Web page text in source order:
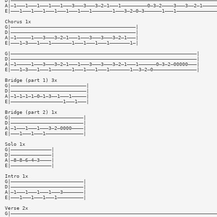
Chorus 1x
G|———————————————————————————————————————————|
D|———————————————————————————————————————————|
A|—1—————1———3———3—2—1———1———3———3———3—2—1———|
E|———1—3———1———1———————1———1———1———1———————1—|
G|————————————————————————————————————————————————————————————————|
D|————————————————————————————————————————————————————————————————|
A|—1—————1———3———3—2—1———1———3———3———3—2—1———1——————0—3—2—00000———|
E|———1—3———1———1———————1———1———1———1———————1——3—2—0———————————————|
Bridge (part 1) 3x
G|——————————————————————————|
D|——————————————————————————|
A|—1—1—1—1—0—1—3——1———1—————|
E|——————————————————1———1———|
Bridge (part 2) 1x
G|—————————————————————————|
D|—————————————————————————|
A|—1———1———1———3—2—0000————|
E|———1———1———1—————————————|
Solo 1x
G|——————————————|
D|——————————————|
A|—8—8—6—4—3————|
E|——————————————|
Intro 1x
G|—————————————————————————|
D|—————————————————————————|
A|—1———1———1———1———3———————|
E|———1———1———1———1—————————|
Verse 2x